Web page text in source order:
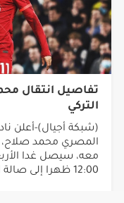
تفاصيل انتقال
التركي
(شبكة أجيال)-أعلن
المصري محمد صلاح،
12:00 ظهرا إلى صالة الطيران العام بمطار إسطنبول أتا...